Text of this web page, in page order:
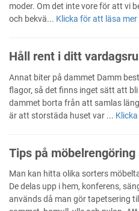
moder. Om det inte vore för att vi
och bekvä... Klicka för att läsa mer
Håll rent i ditt
Annat biter på dammet Damm
flagor, så det finns inget sätt att
dammet borta från att samlas
är att storstäda huset var ...
Tips på
Man kan hitta olika sorters
De delas upp i hem, konferens,
används då man gör tapetsering